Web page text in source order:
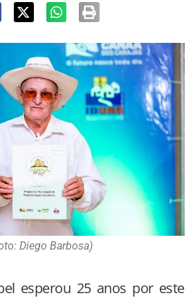
Diego Barbosa)
esperou 25 anos por este